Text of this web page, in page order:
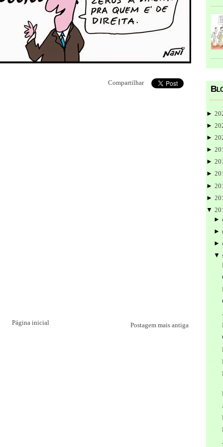
Compartilhar
Postagem mais antiga
Página inicial
►
►
►
►
►
►
►
►
▼
►
►
►
▼